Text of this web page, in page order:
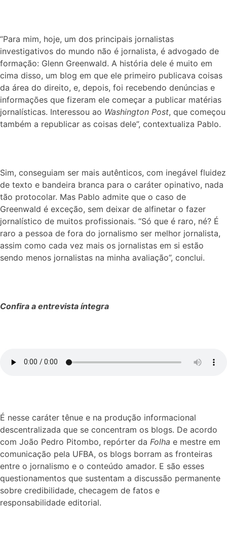
“Para mim, hoje, um dos principais jornalistas
investigativos do mundo não é jornalista, é advogado de
formação: Glenn Greenwald. A história dele é muito em
cima disso, um blog em que ele primeiro publicava coisas
da área do direito, e, depois, foi recebendo denúncias e
informações que fizeram ele começar a publicar matérias
jornalísticas. Interessou ao Washington Post, que começou
também a republicar as coisas dele”, contextualiza Pablo.
Sim, conseguiam ser mais autênticos, com inegável fluidez
de texto e bandeira branca para o caráter opinativo, nada
tão protocolar. Mas Pablo admite que o caso de
Greenwald é exceção, sem deixar de alfinetar o fazer
jornalístico de muitos profissionais. “Só que é raro, né? É
raro a pessoa de fora do jornalismo ser melhor jornalista,
assim como cada vez mais os jornalistas em si estão
sendo menos jornalistas na minha avaliação”, conclui.
Confira a entrevista íntegra
É nesse caráter tênue e na produção informacional
descentralizada que se concentram os blogs. De acordo
com João Pedro Pitombo, repórter da Folha e mestre em
comunicação pela UFBA, os blogs borram as fronteiras
entre o jornalismo e o conteúdo amador. E são esses
questionamentos que sustentam a discussão permanente
sobre credibilidade, checagem de fatos e
responsabilidade editorial.